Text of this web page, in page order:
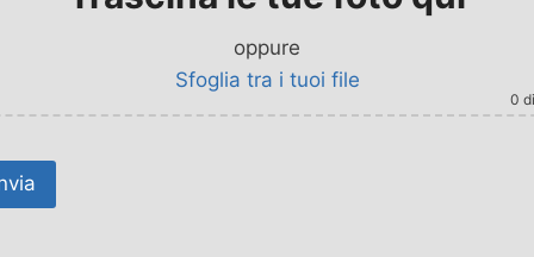
oppure
Sfoglia tra i tuoi file
0